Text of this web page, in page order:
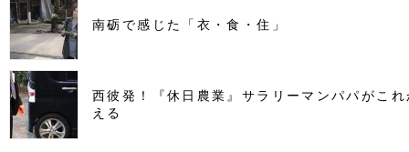
南砺で感じた「衣・食・住」
西彼発！『休日農業』サラリーマンパパがこ
える